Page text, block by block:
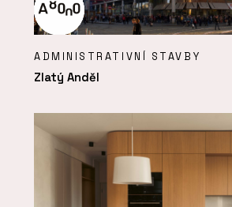
ADMINISTRATIVNÍ STAVBY
Zlatý Anděl